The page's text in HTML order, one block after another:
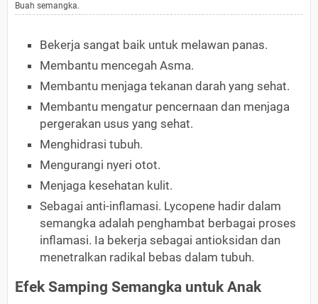
Buah semangka.
Bekerja sangat baik untuk melawan panas.
Membantu mencegah Asma.
Membantu menjaga tekanan darah yang sehat.
Membantu mengatur pencernaan dan menjaga
pergerakan usus yang sehat.
Menghidrasi tubuh.
Mengurangi nyeri otot.
Menjaga kesehatan kulit.
Sebagai anti-inflamasi. Lycopene hadir dalam
semangka adalah penghambat berbagai proses
inflamasi. Ia bekerja sebagai antioksidan dan
menetralkan radikal bebas dalam tubuh.
Efek Samping Semangka untuk Anak